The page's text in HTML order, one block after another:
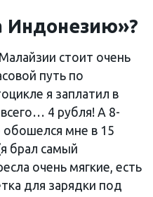
Индонезию»?
стоит очень
путь по
я заплатил в
4 рубля! А 8-
обошелся мне в 15
брал самый
очень мягкие, есть
для зарядки под